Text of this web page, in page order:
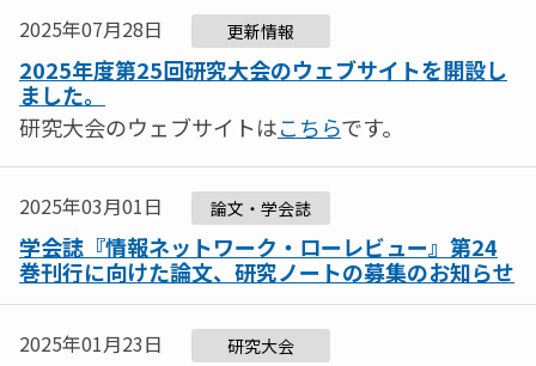
2025年07月28日 更新情報
2025年度第25回研究大会のウェブサイトを開設し
ました。
研究大会のウェブサイトはこちらです。
2025年03月01日 論文・学会誌
学会誌『情報ネットワーク・ローレビュー』第24
巻刊行に向けた論文、研究ノートの募集のお知らせ
2025年01月23日 研究大会